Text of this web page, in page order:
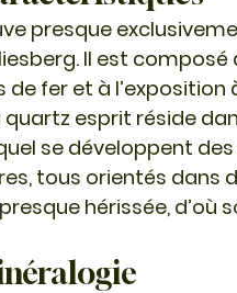
presque
Il est composé
fer et à
esprit réside
se développent
, tous orientés dans
hérissée, d’où